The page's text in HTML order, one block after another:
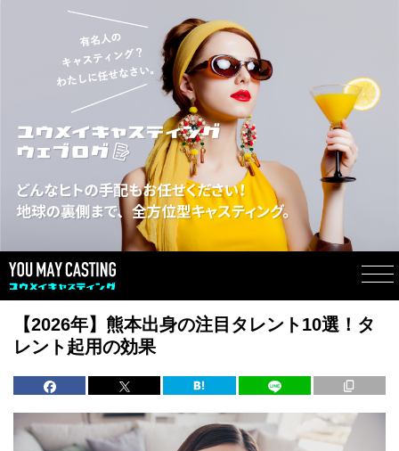
【2026年】熊本出身の注目タレント10選！タ
レント起用の効果